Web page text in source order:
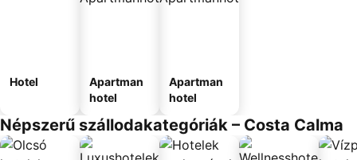
Hotel
Apartman
hotel
Apartman
hotel
Népszerű szállodakategóriák – Costa Calma